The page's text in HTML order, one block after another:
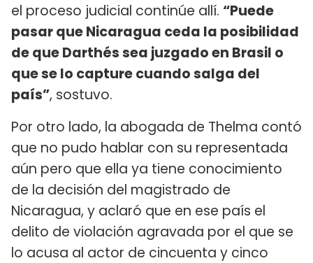
el proceso judicial continúe allí. “Puede
pasar que Nicaragua ceda la posibilidad
de que Darthés sea juzgado en Brasil o
que se lo capture cuando salga del
país”, sostuvo.
Por otro lado, la abogada de Thelma contó
que no pudo hablar con su representada
aún pero que ella ya tiene conocimiento
de la decisión del magistrado de
Nicaragua, y aclaró que en ese país el
delito de violación agravada por el que se
lo acusa al actor de cincuenta y cinco